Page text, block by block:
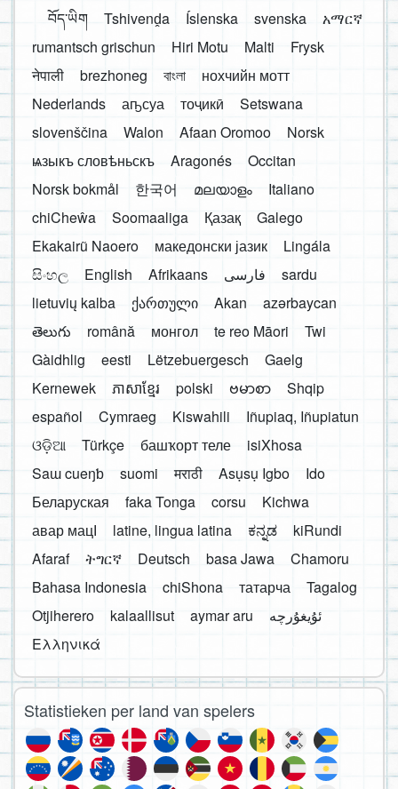
བོད་ཡིག Tshivenḓa Íslenska svenska
አማርኛ
rumantsch grischun
Hiri Motu Malti
Frysk
नेपाली
brezhoneg বাংলা
нохчийн мотт
Nederlands
аҧсуа тоҷикӣ
Setswana
slovenščina
Walon Afaan Oromoo
Norsk
ѩзыкъ словѣньскъ
Aragonés
Occitan
Norsk bokmål
한국어 മലയാളം
Italiano
chiCheŵa
Soomaaliga Қазақ
Galego
Ekakairũ Naoero
македонски јазик
Lingála
සිංහල
English Afrikaans فارسی
sardu
lietuvių kalba
ქართული Akan
azərbaycan
తెలుగు
română монгол te reo Māori
Twi
Gàidhlig
eesti Lëtzebuergesch
Gaelg
Kernewek
ភាសាខ្មែរ polski ဗမာစာ
Shqip
español
Cymraeg Kiswahili
Iñupiaq, Iñupiatun
ଓଡ଼ିଆ
Türkçe башҡорт теле
isiXhosa
Saɯ cueŋƅ
suomi मराठी Asụsụ Igbo
Ido
Беларуская
faka Tonga corsu
Kichwa
авар мацӀ
latine, lingua latina ಕನ್ನಡ
kiRundi
Afaraf
ትግርኛ Deutsch basa Jawa
Chamoru
Bahasa Indonesia
chiShona татарча
Tagalog
Otjiherero
kalaallisut aymar aru
Ελληνικά
Statistieken per land van spelers